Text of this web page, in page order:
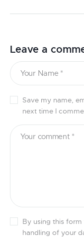
Leave a
Save my name,
next time I
By using this
handling of your